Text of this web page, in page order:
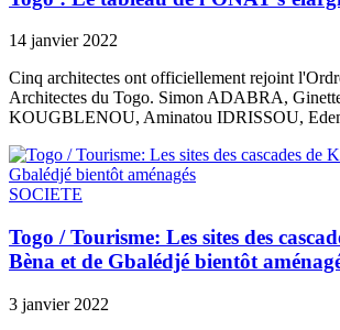
14 janvier 2022
Cinq architectes ont officiellement rejoint
Architectes du Togo. Simon ADABRA,
KOUGBLENOU, Aminatou IDRISSOU,
SOCIETE
Togo / Tourisme: Les sites des
Bèna et de Gbalédjé bientôt
3 janvier 2022